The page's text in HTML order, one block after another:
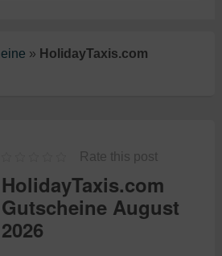
» HolidayTaxis.com
Rate this post
HolidayTaxis.com
Gutscheine August
2026